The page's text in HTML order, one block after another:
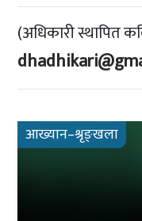
(अधिकारी स्थापित
आख्यान–श्रृङ्खला